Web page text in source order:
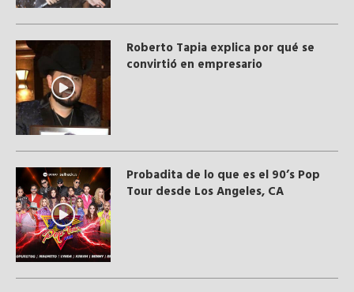
Roberto Tapia explica por qué se
convirtió en empresario
Probadita de lo que es el 90’s Pop
Tour desde Los Angeles, CA